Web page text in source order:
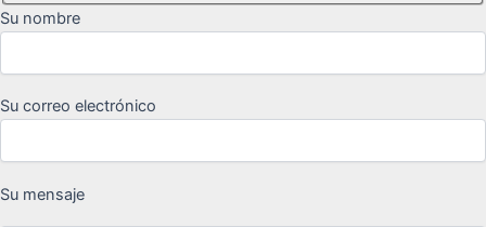
Su nombre
Su correo electrónico
Su mensaje